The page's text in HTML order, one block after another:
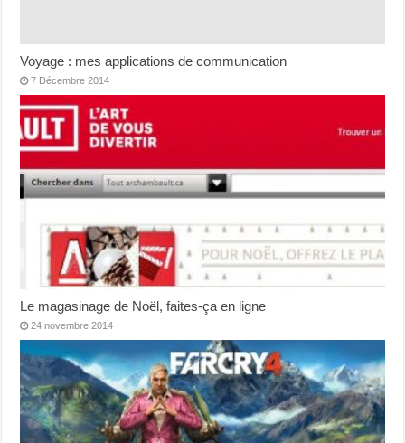
Voyage : mes applications de communication
7 Décembre 2014
Le magasinage de Noël, faites-ça en ligne
24 novembre 2014